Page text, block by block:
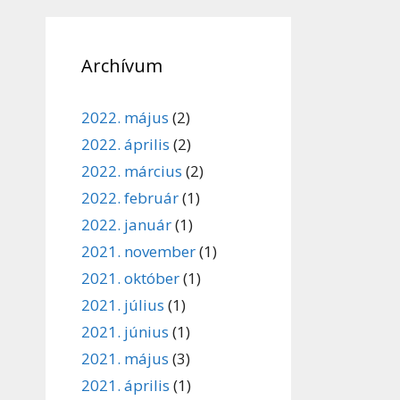
Archívum
2022. május (2)
2022. április (2)
2022. március (2)
2022. február(1)
2022. január(1)
2021. november(1)
2021. október(1)
2021. július (1)
2021. június (1)
2021. május (3)
2021. április (1)